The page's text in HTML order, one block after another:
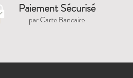
Paiement Sécurisé
par Carte Bancaire